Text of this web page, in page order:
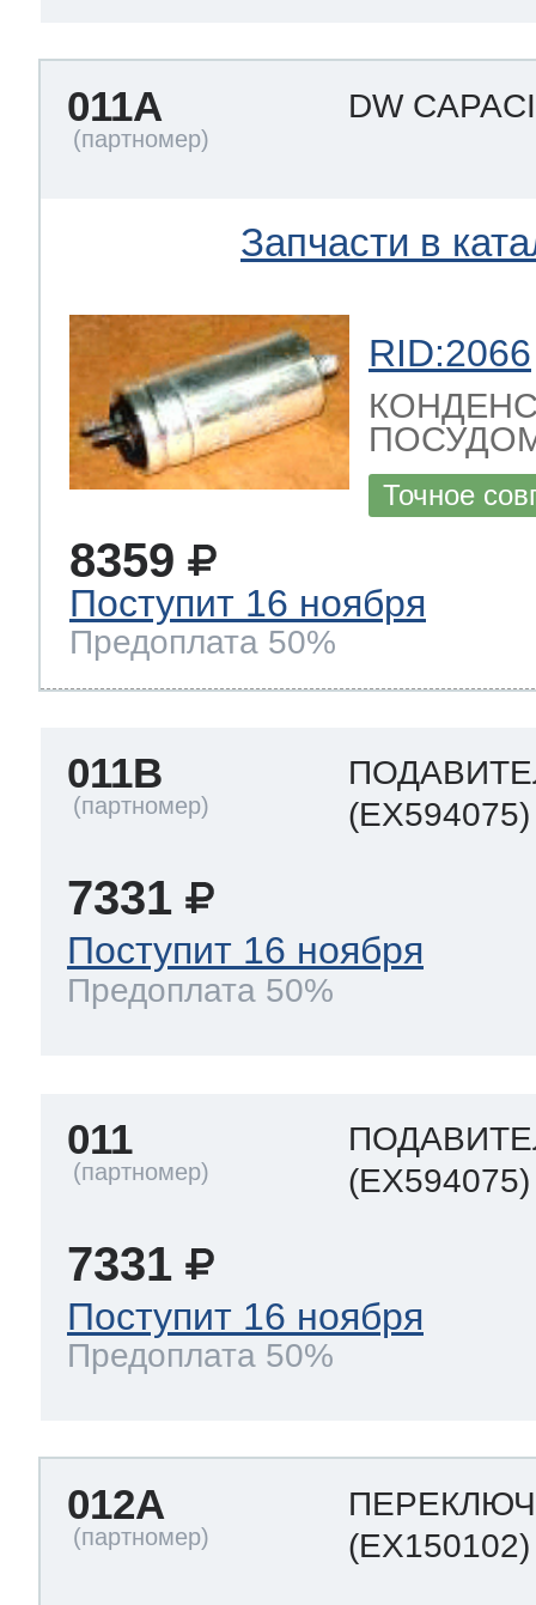
011A DW
Запчасти в
RID:2066
Точное
8359
Поступит 16 ноября
Предоплата 50%
011B
(EX594075)
7331
Поступит 16 ноября
Предоплата 50%
011
(EX594075)
7331
Поступит 16 ноября
Предоплата 50%
012A
(EX150102)